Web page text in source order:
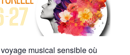
musical sensible où